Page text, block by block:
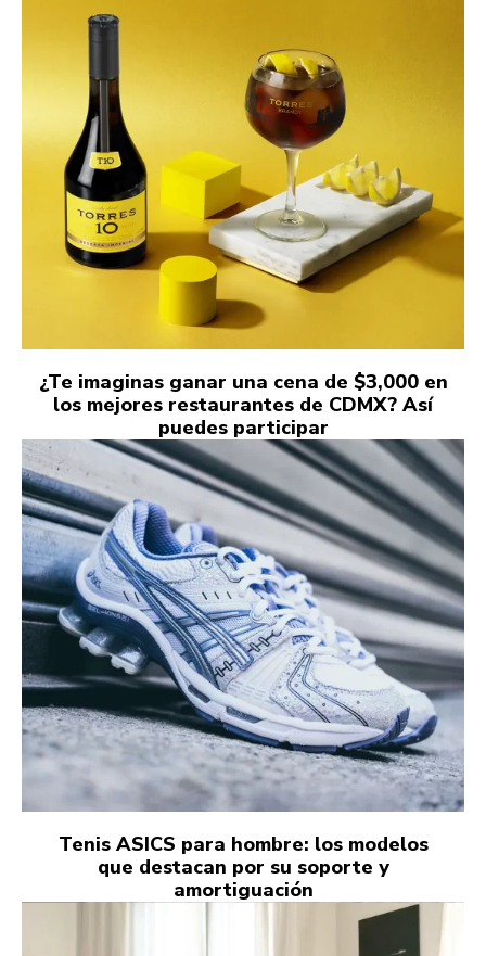
¿Te imaginas ganar una cena de $3,000 en
los mejores restaurantes de CDMX? Así
puedes participar
Tenis ASICS para hombre: los modelos
que destacan por su soporte y
amortiguación